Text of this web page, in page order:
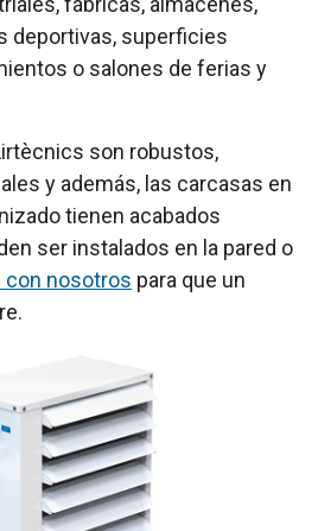
deportivas, superficies
o salones de ferias y
son robustos,
y además, las carcasas en
tienen acabados
ser instalados en la pared o
con nosotros para que un